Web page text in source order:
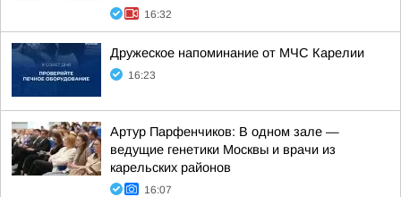
16:32
Дружеское напоминание от МЧС Карелии
16:23
Артур Парфенчиков: В одном зале —
ведущие генетики Москвы и врачи из
карельских районов
16:07